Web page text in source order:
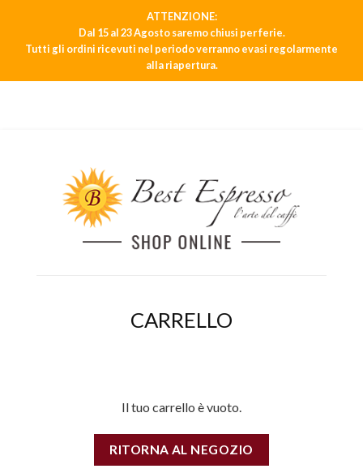
ATTENZIONE:
Dal 15 al 23 Agosto saremo chiusi per ferie.
Tutti gli ordini ricevuti nel periodo verranno evasi regolarmente
alla riapertura.
CARRELLO
Il tuo carrello è vuoto.
RITORNA AL NEGOZIO